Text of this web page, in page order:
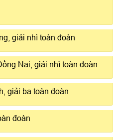
giải nhì toàn đoàn
Nai, giải nhì toàn đoàn
giải ba toàn đoàn
đoàn